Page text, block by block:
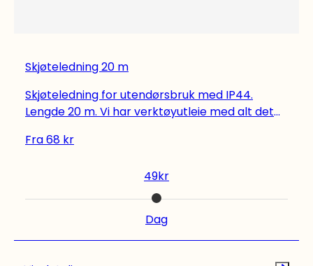
Skjøteledning 20 m
Skjøteledning for utendørsbruk med IP44.
Lengde 20 m. Vi har verktøyutleie med alt det
Bosch-verktøy og Ryobi-verktøy for å nevne
Fra68 kr
49kr
Dag